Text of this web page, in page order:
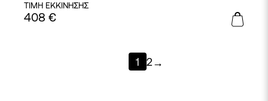
ΤΙΜΗ ΕΚΚΙΝΗΣΗΣ
408 €
1 2 →